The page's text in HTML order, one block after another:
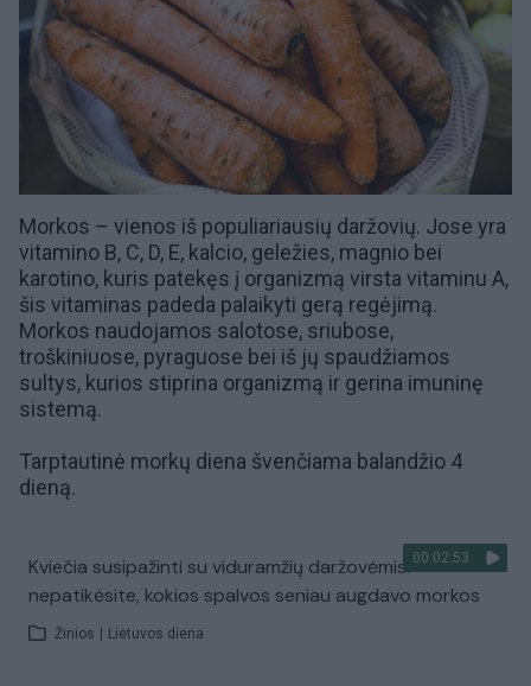
Morkos – vienos iš populiariausių daržovių. Jose yra
vitamino B, C, D, E, kalcio, geležies, magnio bei
karotino, kuris patekęs į organizmą virsta vitaminu A,
šis vitaminas padeda palaikyti gerą regėjimą.
Morkos naudojamos salotose, sriubose,
troškiniuose, pyraguose bei iš jų spaudžiamos
sultys, kurios stiprina organizmą ir gerina imuninę
sistemą.
Tarptautinė morkų diena švenčiama balandžio 4
dieną.
00:02:53
Kviečia susipažinti su viduramžių daržovėmis:
nepatikėsite, kokios spalvos seniau augdavo morkos
Žinios Lietuvos diena